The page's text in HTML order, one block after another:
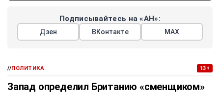
Подписывайтесь на «АН»:
Дзен ВКонтакте МАХ
//ПОЛИТИКА 13+
Запад определил Британию «сменщиком»